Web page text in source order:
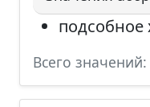
подсобное
Всего значений: